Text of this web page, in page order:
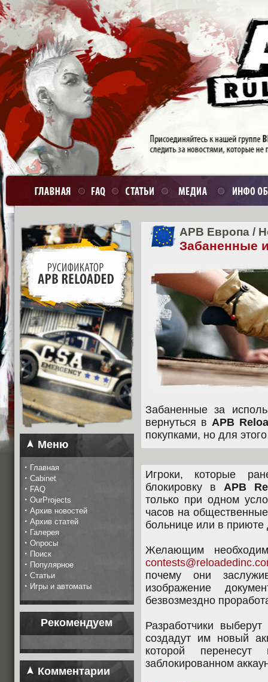
Меню
· Главная
· Cabinet
· FAQ
· OurProjects
· Архив новостей
· Архив статей
· Галерея
· Опросы
· Поиск
· Популярное
· Статьи
· Игры и автоматы
Рекомендуем
Комментарии
APB Европа /
Забаненные
Забаненные за
вернуться в APB
покупками, но для
Игроки, которые
блокировку в APB
только при одном
часов на
больнице или в
Желающим
почему они
изображение
безвозмездно
Разработчики
создадут им новый
которой
заблокированном